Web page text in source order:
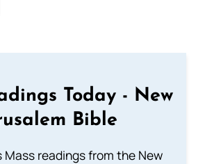
Today - New
Bible
Mass readings from the New